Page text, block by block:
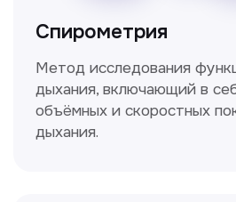
уточним!